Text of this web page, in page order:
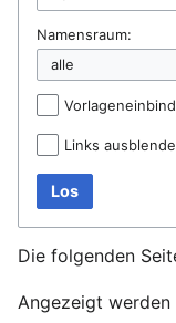
Namensraum:
Links
Los
Die folgenden
Angezeigt werden